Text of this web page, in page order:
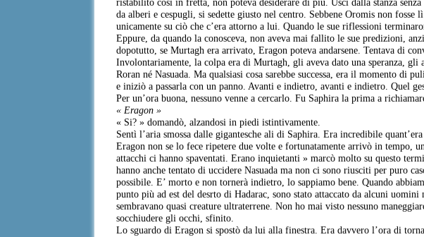
ristabilito così in fretta, non poteva desiderare di più. Uscì dalla stanza
da alberi e cespugli, si sedette giusto nel centro. Sebbene Oromis non
unicamente su ciò che c’era attorno a lui. Quando le sue riflessioni
Eppure, da quando la conosceva, non aveva mai fallito le sue predizioni,
dopotutto, se Murtagh era arrivato, Eragon poteva andarsene. Tentava di
Involontariamente, la colpa era di Murtagh, gli aveva dato una speranza,
Roran né Nasuada. Ma qualsiasi cosa sarebbe successa, era il momento di
e iniziò a passarla con un panno. Avanti e indietro, avanti e indietro. Quel
Per un’ora buona, nessuno venne a cercarlo. Fu Saphira la prima a
« Eragon »
« Si? » domandò, alzandosi in piedi istintivamente.
Sentì l’aria smossa dalle gigantesche ali di Saphira. Era incredibile
Eragon non se lo fece ripetere due volte e fortunatamente arrivò in tempo,
attacchi ci hanno spaventati. Erano inquietanti » marcò molto su questo
hanno anche tentato di uccidere Nasuada ma non ci sono riusciti per puro
possibile. E’ morto e non tornerà indietro, lo sappiamo bene. Quando
punto più ad est del desrto di Hadarac, sono stato attaccato da alcuni
sembravano quasi creature ultraterrene. Non ho mai visto nessuno
socchiudere gli occhi, sfinito.
Lo sguardo di Eragon si spostò da lui alla finestra. Era davvero l’ora di